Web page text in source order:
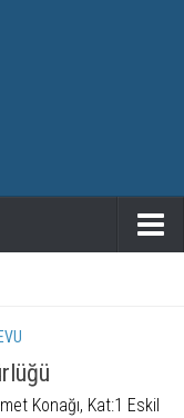
Konağı, Kat:1 Eskil